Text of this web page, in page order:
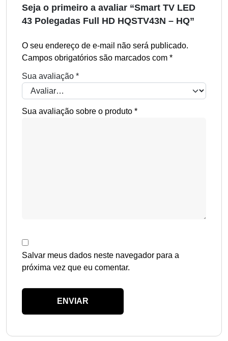
Seja o primeiro a avaliar “Smart TV LED
43 Polegadas Full HD HQSTV43N – HQ”
O seu endereço de e-mail não será publicado.
Campos obrigatórios são marcados com *
Sua avaliação *
Sua avaliação sobre o produto *
Salvar meus dados neste navegador para a
próxima vez que eu comentar.